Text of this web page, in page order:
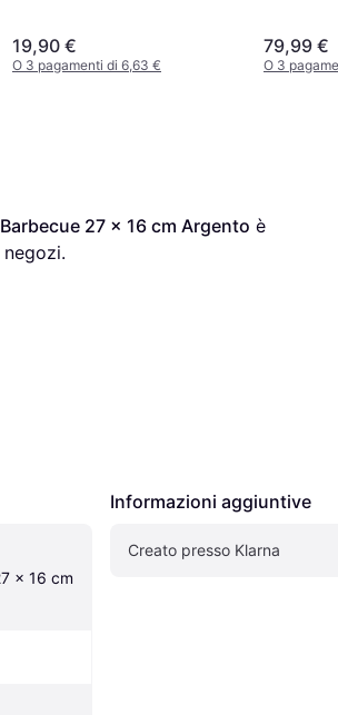
19,90 €
O 3 pagamenti di 6,63 €
79,99 €
O 3
27 x 16 cm Argento
negozi.
x 16 cm
Informazioni aggiuntive
Creato presso Klarna